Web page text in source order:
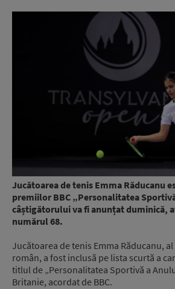
Jucătoarea de tenis Emma Răducanu
premiilor BBC „Personalitatea
câștigătorului va fi anunțat duminică,
numărul 68.
Jucătoarea de tenis Emma Răducanu,
român, a fost inclusă pe lista scurtă a
titlul de „Personalitatea Sportivă a
Britanie, acordat de BBC.